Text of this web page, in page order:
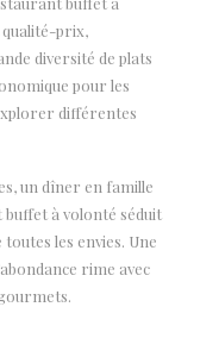
prix,
diversité de plats
pour les
différentes
un dîner en famille
à volonté séduit
les envies. Une
rime avec